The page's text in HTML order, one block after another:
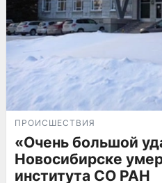
ПРОИСШЕСТВИЯ
«Очень большой
Новосибирске
института СО РАН